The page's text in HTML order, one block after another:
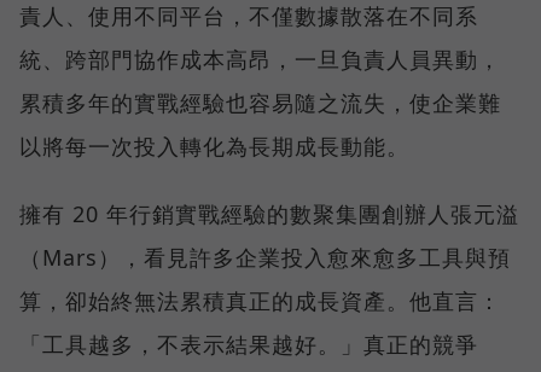
責人、使用不同平台，不僅數據散落在不同系
統、跨部門協作成本高昂，一旦負責人員異動，
累積多年的實戰經驗也容易隨之流失，使企業難
以將每一次投入轉化為長期成長動能。
擁有 20 年行銷實戰經驗的數聚集團創辦人張元溢
（Mars），看見許多企業投入愈來愈多工具與預
算，卻始終無法累積真正的成長資產。他直言：
「工具越多，不表示結果越好。」真正的競爭